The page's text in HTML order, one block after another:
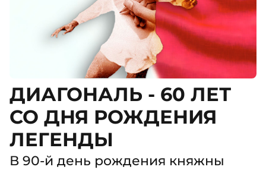
ДИАГОНАЛЬ - 60 ЛЕТ
СО ДНЯ РОЖДЕНИЯ
ЛЕГЕНДЫ
В 90-й день рождения княжны